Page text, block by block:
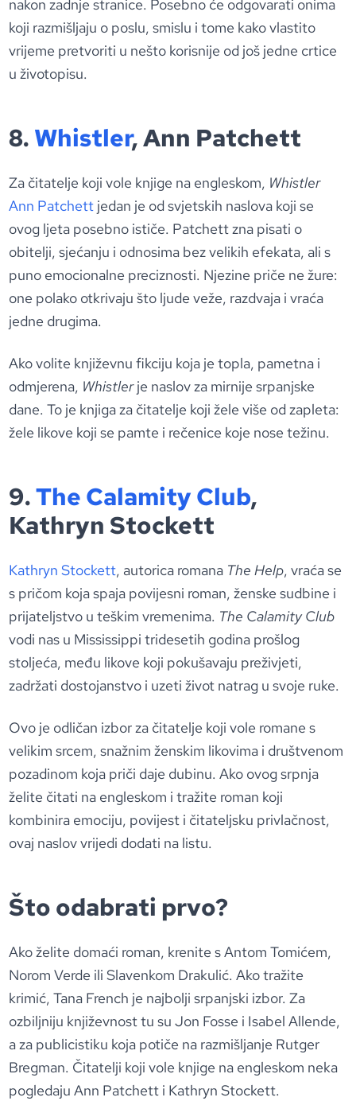
nakon zadnje stranice. Posebno će odgovarati onima
koji razmišljaju o poslu, smislu i tome kako vlastito
vrijeme pretvoriti u nešto korisnije od još jedne crtice
u životopisu.
8. Whistler, Ann Patchett
Za čitatelje koji vole knjige na engleskom, Whistler
Ann Patchett jedan je od svjetskih naslova koji se
ovog ljeta posebno ističe. Patchett zna pisati o
obitelji, sjećanju i odnosima bez velikih efekata, ali s
puno emocionalne preciznosti. Njezine priče ne žure:
one polako otkrivaju što ljude veže, razdvaja i vraća
jedne drugima.
Ako volite književnu fikciju koja je topla, pametna i
odmjerena, Whistlerje naslov za mirnije srpanjske
dane. To je knjiga za čitatelje koji žele više od zapleta:
žele likove koji se pamte i rečenice koje nose težinu.
9.The Calamity Club,
Kathryn Stockett
Kathryn Stockett, autorica romana The Help, vraća se
s pričom koja spaja povijesni roman, ženske sudbine i
prijateljstvo u teškim vremenima. The Calamity Club
vodi nas u Mississippi tridesetih godina prošlog
stoljeća, među likove koji pokušavaju preživjeti,
zadržati dostojanstvo i uzeti život natrag u svoje ruke.
Ovo je odličan izbor za čitatelje koji vole romane s
velikim srcem, snažnim ženskim likovima i društvenom
pozadinom koja priči daje dubinu. Ako ovog srpnja
želite čitati na engleskom i tražite roman koji
kombinira emociju, povijest i čitateljsku privlačnost,
ovaj naslov vrijedi dodati na listu.
Što odabrati prvo?
Ako želite domaći roman, krenite s Antom Tomićem,
Norom Verde ili Slavenkom Drakulić. Ako tražite
krimić, Tana French je najbolji srpanjski izbor. Za
ozbiljniju književnost tu su Jon Fosse i Isabel Allende,
a za publicistiku koja potiče na razmišljanje Rutger
Bregman. Čitatelji koji vole knjige na engleskom neka
pogledaju Ann Patchett i Kathryn Stockett.